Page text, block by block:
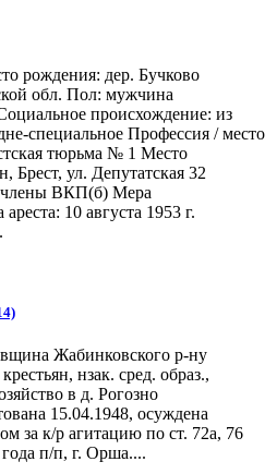
рождения: дер. Бучково
обл. Пол: мужчина
происхождение: из
специальное Профессия / место
тюрьма № 1 Место
Брест, ул. Депутатская 32
члены ВКП(б) Мера
10 августа 1953 г.
Жабинковского р-ну
нзак. сред. образ.,
в д. Рогозно
15.04.1948, осуждена
за к/р агитацию по ст. 72а, 76
п/п, г. Орша....